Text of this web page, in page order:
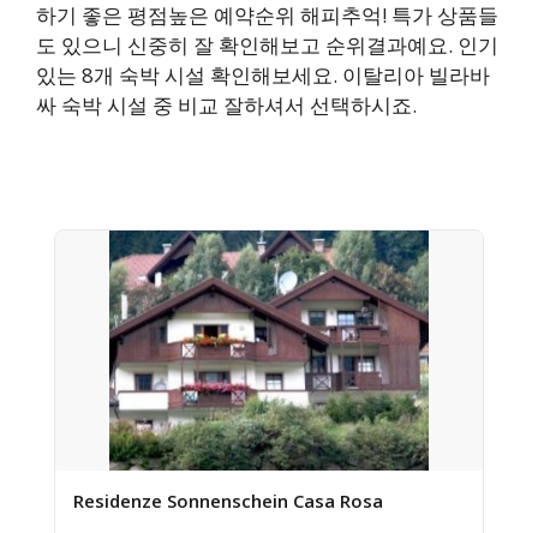
하기 좋은 평점높은 예약순위 해피추억! 특가 상품들
도 있으니 신중히 잘 확인해보고 순위결과예요. 인기
있는 8개 숙박 시설 확인해보세요. 이탈리아 빌라바
싸 숙박 시설 중 비교 잘하셔서 선택하시죠.
Residenze Sonnenschein Casa Rosa